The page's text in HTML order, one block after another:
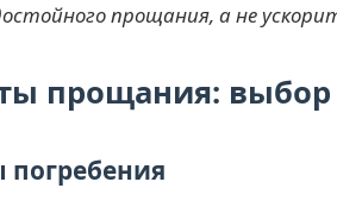
прощания, а не
прощания: выбор